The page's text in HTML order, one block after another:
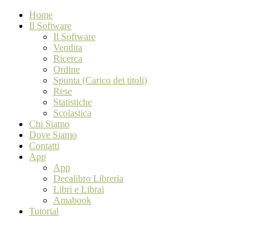
Home
Il Software
Il Software
Vendita
Ricerca
Ordine
Spunta (Carico dei titoli)
Rese
Statistiche
Scolastica
Chi Siamo
Dove Siamo
Contatti
App
App
Decalibro Libreria
Libri e Librai
Amabook
Tutorial